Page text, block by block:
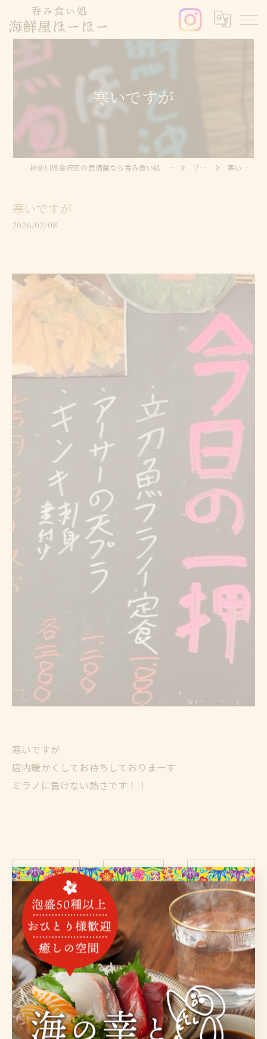
寒いですが
神奈川県金沢区の居酒屋なら呑み食い処 海鮮屋ほーほー ブログ 寒いですが
寒いですが
2026/02/08
寒いですが
店内暖かくしてお待ちしておりまーす
ミラノに負けない熱さです！！
< 前のページ 一覧に戻る 次のページ >
カテゴリー Categories
全てのカテゴリー
海鮮
泡盛
沖縄料理